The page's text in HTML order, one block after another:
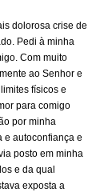
dolorosa crise de
Pedi à minha
Com muito
ao Senhor e
físicos e
para comigo
por minha
e autoconfiança e
posto em minha
e da qual
exposta a